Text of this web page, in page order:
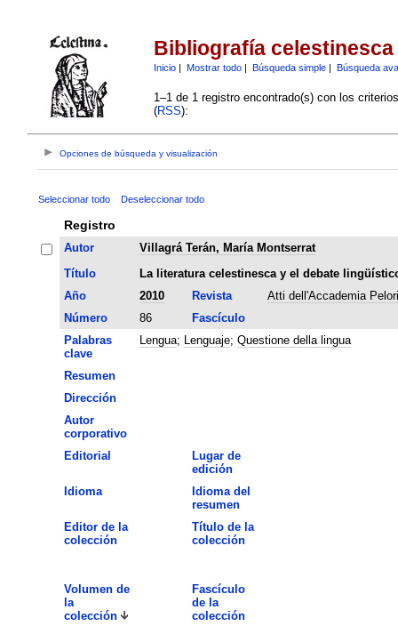
Bibliografía celestinesca
Inicio| Mostrar todo| Búsqueda simple| Búsqueda
1–1 de 1 registro encontrado(s) con los
(RSS):
Opciones de búsqueda y visualización
Seleccionar todo Deseleccionar todo
Registro
Autor
Villagrá Terán, María Montserrat
Título
La literatura celestinesca y el debate
Año
2010 Revista
Atti dell'Accademia
Número
86
Fascículo
Palabras
clave
Lengua; Lenguaje; Questione della lingua
Resumen
Dirección
Autor
corporativo
Editorial
Lugar de
edición
Idioma
Idioma del
resumen
Editor de la
colección
Título de la
colección
Volumen de
la
colección
Fascículo
de la
colección